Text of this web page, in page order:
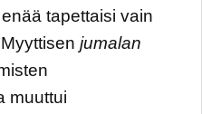
tapettaisi vain
jumalan
muuttui